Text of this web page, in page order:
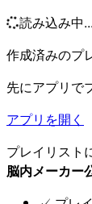
読み込み中...
作成済みのプ
先にアプリで
アプリを開く
プレイリスト
脳内メーカー